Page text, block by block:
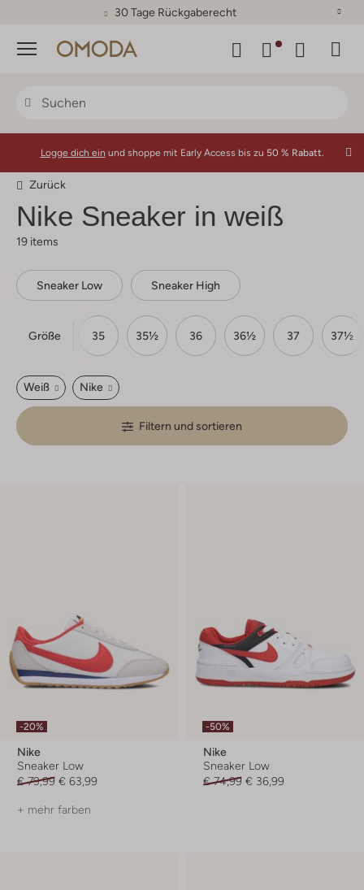
30 Tage Rückgaberecht
Menü
Logge dich ein und shoppe mit Early Access bis zu 50 % Rabatt.
Zurück
Nike Sneaker in weiß
19 items
Sneaker Low Sneaker High
Größe
32 35 35½ 36 36½ 37 37½
Weiß Nike
Filtern und sortieren
-20%
Nike
Sneaker Low
€ 79,99 € 63,99
+ mehr farben
-50%
Nike
Sneaker Low
€ 74,99 € 36,99